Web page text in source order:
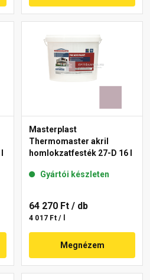
Masterplast
Thermomaster akril
homlokzatfesték 27-D 16 l
Gyártói készleten
64 270 Ft / db
4 017 Ft / l
Megnézem